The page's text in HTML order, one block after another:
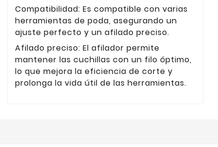
Compatibilidad: Es compatible con varias
herramientas de poda, asegurando un
ajuste perfecto y un afilado preciso.
Afilado preciso: El afilador permite
mantener las cuchillas con un filo óptimo,
lo que mejora la eficiencia de corte y
prolonga la vida útil de las herramientas.